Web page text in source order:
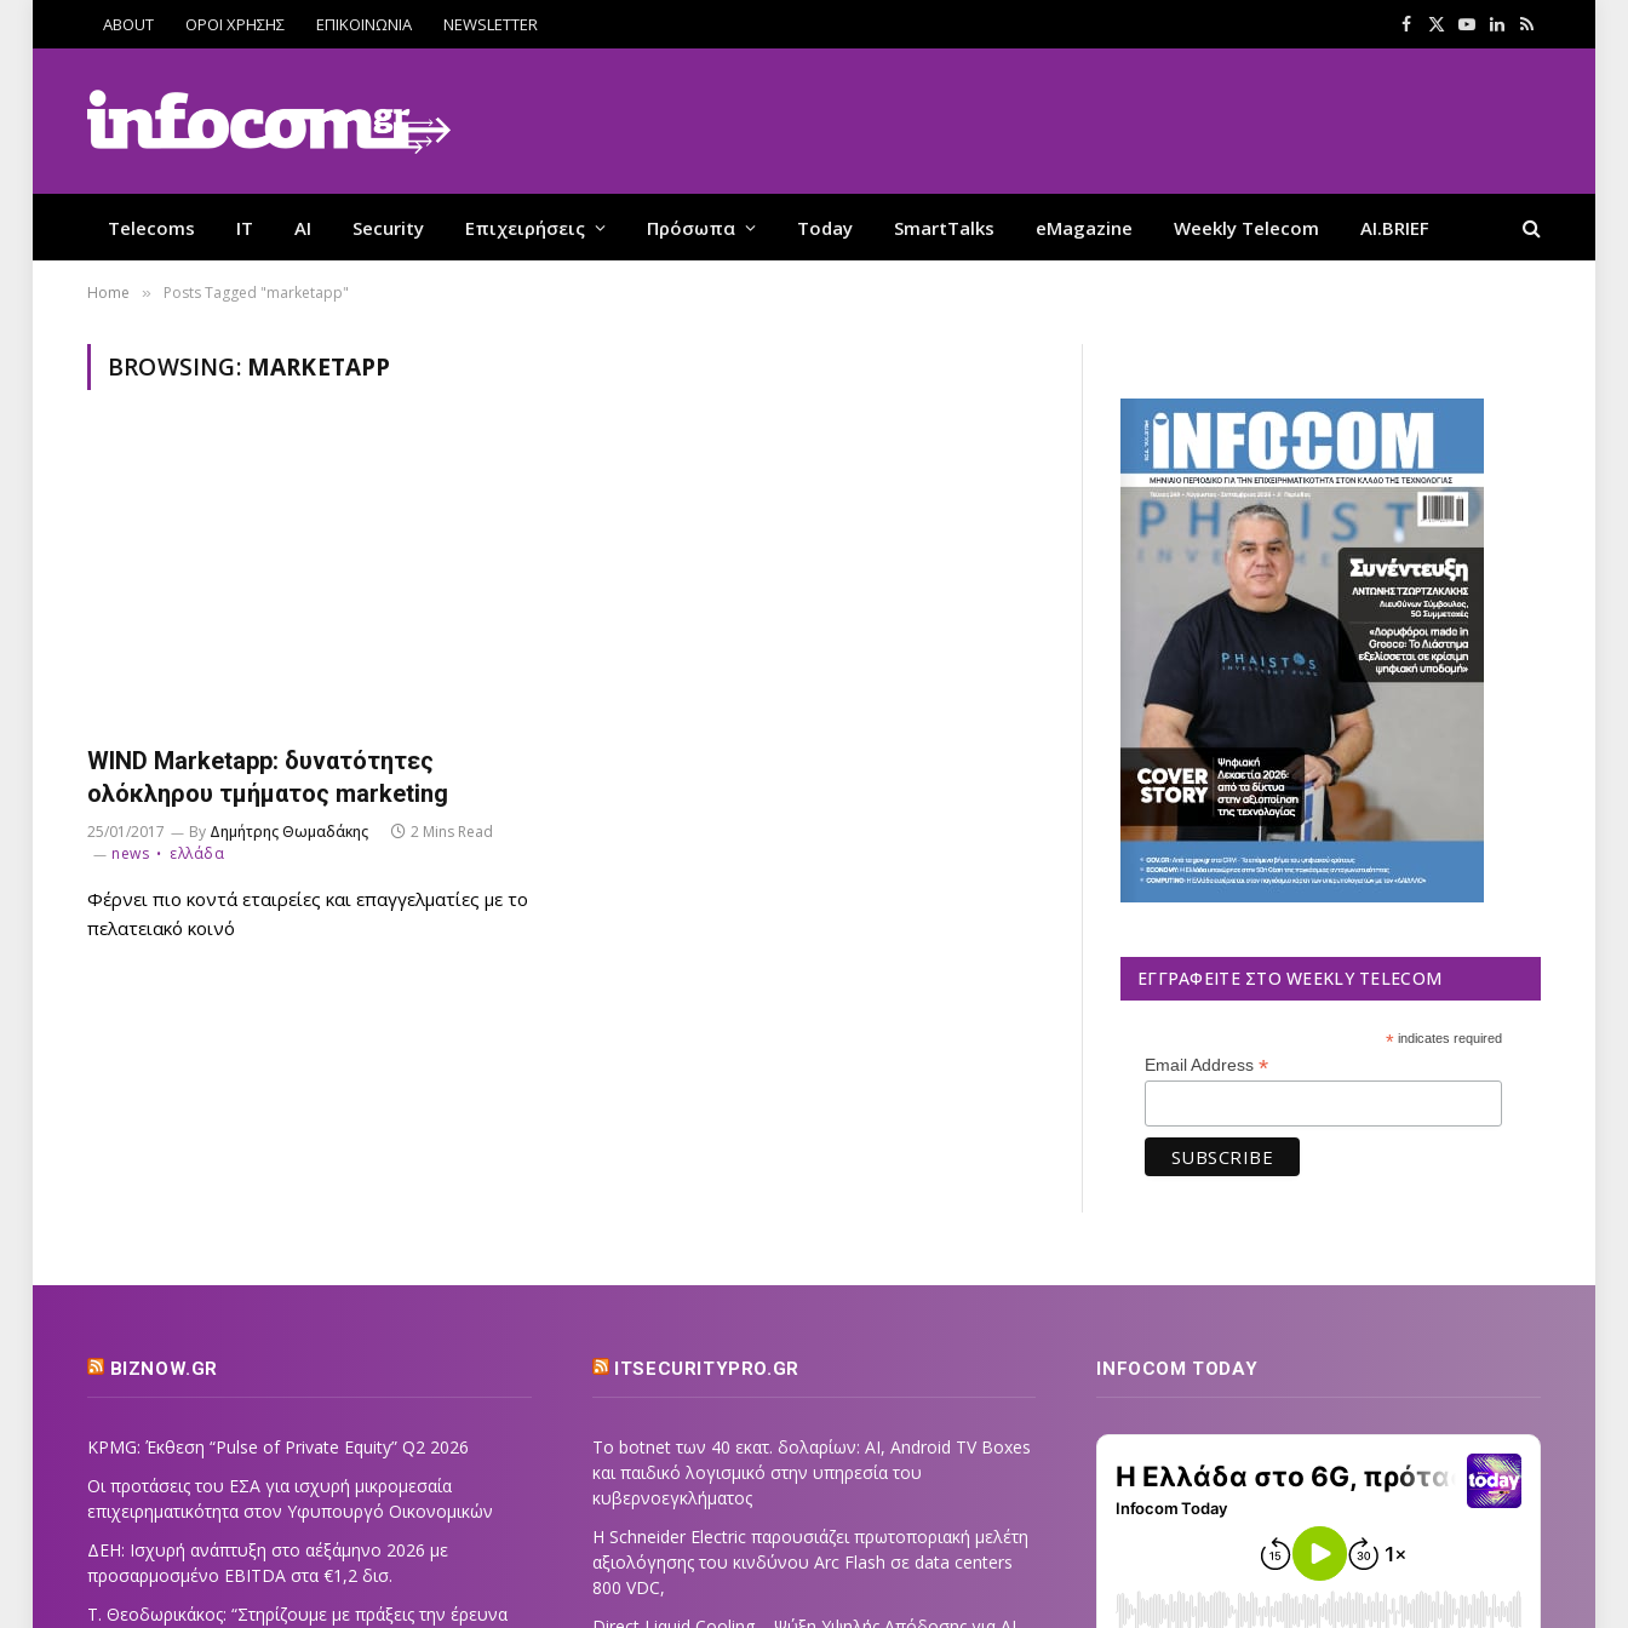
ABOUT ΟΡΟΙ ΧΡΗΣΗΣ ΕΠΙΚΟΙΝΩΝΙΑ NEWSLETTER Facebook
X
YouTube
LinkedIn
RSS
Telecoms IT AI Security Επιχειρήσεις Πρόσωπα Today SmartTalks eMagazine Weekly Telecom AI.BRIEF
Home » Posts Tagged "marketapp"
BROWSING: MARKETAPP
WIND Marketapp: δυνατότητες
ολόκληρου τμήματος marketing
25/01/2017 By Δημήτρης Θωμαδάκης
2 Mins Read
news
ελλάδα
Φέρνει πιο κοντά εταιρείες και επαγγελματίες με το
πελατειακό κοινό
ΕΓΓΡΑΦΕΊΤΕ ΣΤΟ WEEKLY TELECOM
*indicates required
Email Address *
BIZNOW.GR
KPMG: Έκθεση “Pulse of Private Equity” Q2 2026
Οι προτάσεις του ΕΣΑ για ισχυρή μικρομεσαία
επιχειρηματικότητα στον Υφυπουργό Οικονομικών
ΔΕΗ: Ισχυρή ανάπτυξη στο α΄εξάμηνο 2026 με
προσαρμοσμένο EBITDA στα €1,2 δισ.
Τ. Θεοδωρικάκος: “Στηρίζουμε με πράξεις την έρευνα
ITSECURITYPRO.GR
Το botnet των 40 εκατ. δολαρίων: AI, Android TV Boxes
και παιδικό λογισμικό στην υπηρεσία του
κυβερνοεγκλήματος
Η Schneider Electric παρουσιάζει πρωτοποριακή μελέτη
αξιολόγησης του κινδύνου Arc Flash σε data centers
800 VDC,
INFOCOM TODAY